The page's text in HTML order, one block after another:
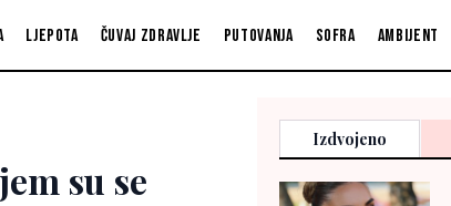
Ljepota Čuvaj zdravlje Putovanja Sofra Ambijent
su se
Izdvojeno